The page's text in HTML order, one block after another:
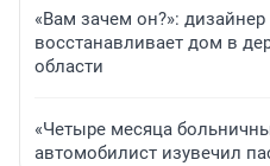
«Вам зачем он?»:
восстанавливает дом в
области
«Четыре месяца
автомобилист изувечил